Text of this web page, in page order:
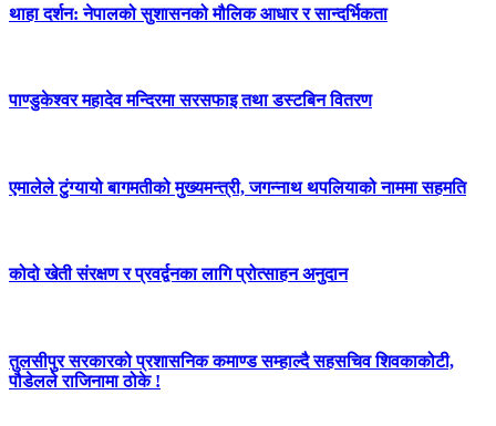
थाहा दर्शन: नेपालको सुशासनको मौलिक आधार र सान्दर्भिकता
पाण्डुकेश्वर महादेव मन्दिरमा सरसफाइ तथा डस्टबिन वितरण
एमालेले टुंग्यायो बागमतीको मुख्यमन्त्री, जगन्नाथ थपलियाको नाममा सहमति
कोदो खेती संरक्षण र प्रवर्द्वनका लागि प्रोत्साहन अनुदान
तुलसीपुर सरकारको प्रशासनिक कमाण्ड सम्हाल्दै सहसचिव शिवकाकोटी,
पौडेलले राजिनामा ठोके !